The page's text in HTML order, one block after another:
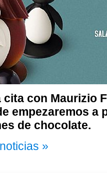
cita con Maurizio
a
de chocolate.
»